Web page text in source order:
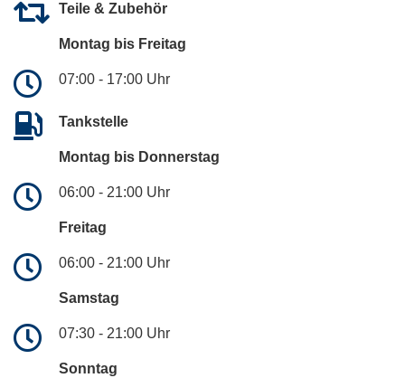
Teile & Zubehör
Montag bis Freitag
07:00 - 17:00 Uhr
Tankstelle
Montag bis Donnerstag
06:00 - 21:00 Uhr
Freitag
06:00 - 21:00 Uhr
Samstag
07:30 - 21:00 Uhr
Sonntag